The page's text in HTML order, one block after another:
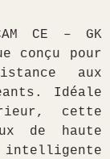
CE – GK
conçu pour
aux
Idéale
cette
de haute